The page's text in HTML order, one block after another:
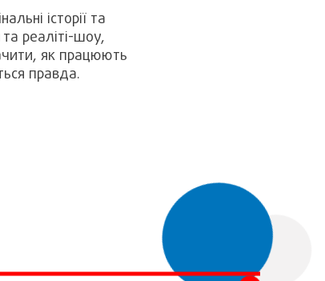
історії та
реаліті-шоу,
як працюють
правда.